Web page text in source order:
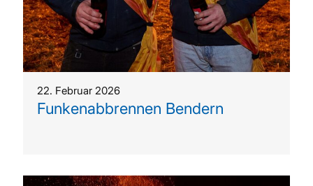
22. Februar 2026
Funkenabbrennen Bendern